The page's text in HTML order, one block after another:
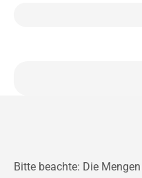
Bitte beachte: Die